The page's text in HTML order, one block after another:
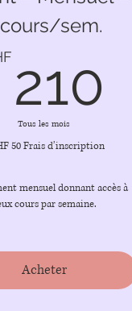
sem.
210
Tous les mois
50 Frais d’inscription
mensuel donnant accès à
cours par semaine.
Acheter